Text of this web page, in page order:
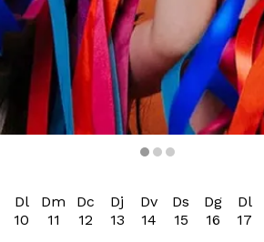
Dl
10
Dm
11
Dc
12
Dj
13
Dv
14
Ds
15
Dg
16
Dl
17